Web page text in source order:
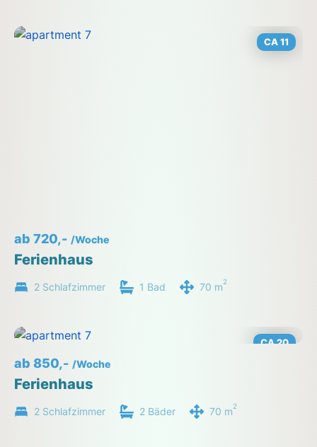
CA 11
ab 720,- /Woche
Ferienhaus
2 Schlafzimmer 1 Bad 70 m2
CA 20
ab 850,- /Woche
Ferienhaus
2 Schlafzimmer 2 Bäder 70 m2